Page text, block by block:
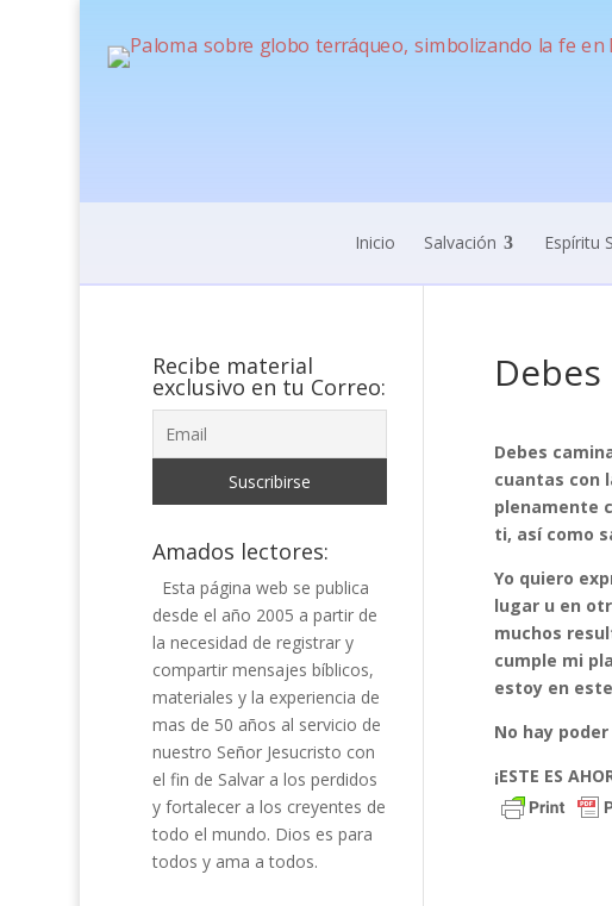
Inicio Salvación Espíritu
Debes
cuantas con
plenamente
ti, así como
Yo quiero
lugar u en
muchos
cumple mi
estoy en
No hay
¡ESTE ES
Recibe material
exclusivo en tu Correo:
Amados lectores:
Esta página web se publica
desde el año 2005 a partir de
la necesidad de registrar y
compartir mensajes bíblicos,
materiales y la experiencia de
mas de 50 años al servicio de
nuestro Señor Jesucristo con
el fin de Salvar a los perdidos
y fortalecer a los creyentes de
todo el mundo. Dios es para
todos y ama a todos.